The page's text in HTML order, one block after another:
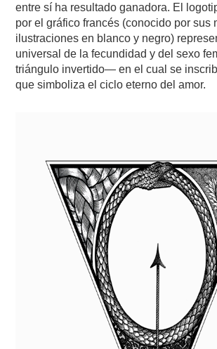
entre sí ha resultado ganadora. El
por el gráfico francés (conocido por sus
ilustraciones en blanco y negro)
universal de la fecundidad y del sexo
triángulo invertido— en el cual se
que simboliza el ciclo eterno del amor.